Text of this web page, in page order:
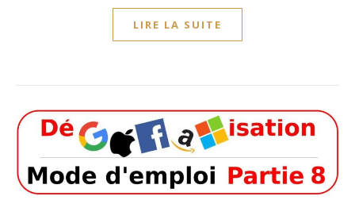
LIRE LA SUITE